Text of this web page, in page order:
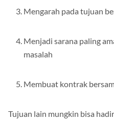
Mengarah pada tujuan
Menjadi sarana paling
masalah
Membuat kontrak
Tujuan lain mungkin bisa